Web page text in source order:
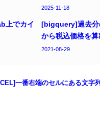
2025-11-18
上でカイ
[bigquery]過去分
から税込価格を算
2021-08-29
一番右端のセルにある文字